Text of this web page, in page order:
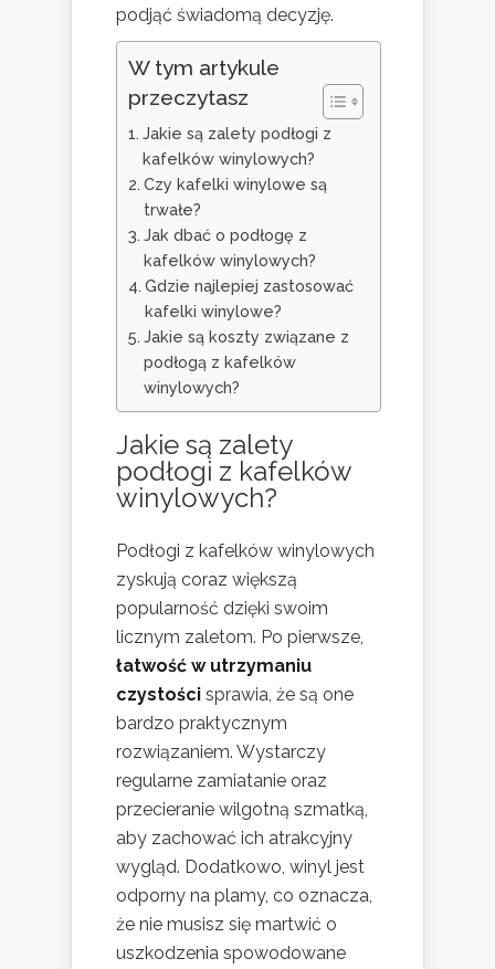
podjąć świadomą decyzję.
W tym artykule
przeczytasz
Jakie są zalety podłogi z
kafelków winylowych?
Czy kafelki winylowe są
trwałe?
Jak dbać o podłogę z
kafelków winylowych?
Gdzie najlepiej zastosować
kafelki winylowe?
Jakie są koszty związane z
podłogą z kafelków
winylowych?
Jakie są zalety
podłogi z kafelków
winylowych?
Podłogi z kafelków winylowych
zyskują coraz większą
popularność dzięki swoim
licznym zaletom. Po pierwsze,
łatwość w utrzymaniu
czystości sprawia, że są one
bardzo praktycznym
rozwiązaniem. Wystarczy
regularne zamiatanie oraz
przecieranie wilgotną szmatką,
aby zachować ich atrakcyjny
wygląd. Dodatkowo, winyl jest
odporny na plamy, co oznacza,
że nie musisz się martwić o
uszkodzenia spowodowane